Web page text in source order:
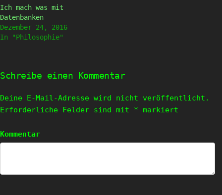
Ich mach was mit
Datenbanken
Dezember 24, 2016
In "Philosophie"
Schreibe einen Kommentar
Deine E-Mail-Adresse wird nicht veröffentlicht.
Erforderliche Felder sind mit * markiert
Kommentar